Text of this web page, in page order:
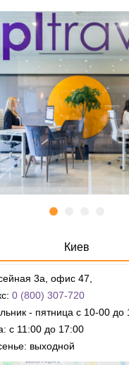
Киев
3а, офис 47,
0 (800) 307-720
- пятница с 10-00 до
с 11:00 до 17:00
выходной